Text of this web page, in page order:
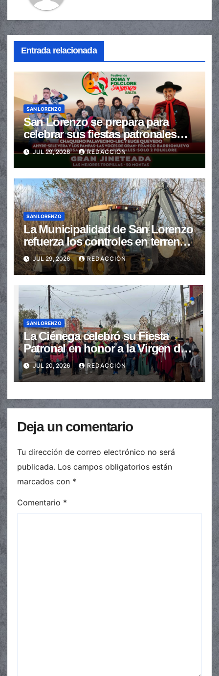
Entrada relacionada
SAN LORENZO
San Lorenzo se prepara para
celebrar sus fiestas patronales
con un gran festival de Doma y
Folclore
JUL 29, 2026 REDACCIÓN
SAN LORENZO
La Municipalidad de San Lorenzo
refuerza los controles en terrenos
baldíos para prevenir incendios
JUL 29, 2026 REDACCIÓN
SAN LORENZO
La Ciénega celebró su Fiesta
Patronal en honor a la Virgen del
Carmen
JUL 20, 2026 REDACCIÓN
Deja un comentario
Tu dirección de correo electrónico no será
publicada. Los campos obligatorios están
marcados con *
Comentario *